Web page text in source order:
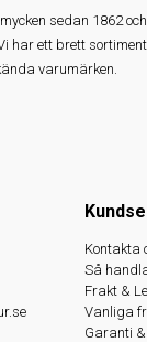
sedan 1862
har ett brett
varumärken.
Kontakta
Så
Frakt &
Vanliga
Garanti